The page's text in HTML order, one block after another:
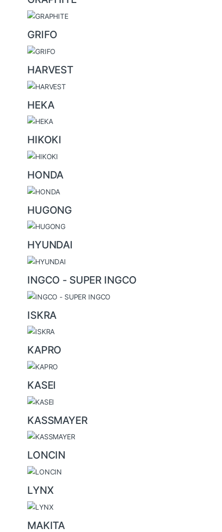
GRIFO
HARVEST
HEKA
HIKOKI
HONDA
HUGONG
HYUNDAI
INGCO - SUPER INGCO
ISKRA
KAPRO
KASEI
KASSMAYER
LONCIN
LYNX
MAKITA